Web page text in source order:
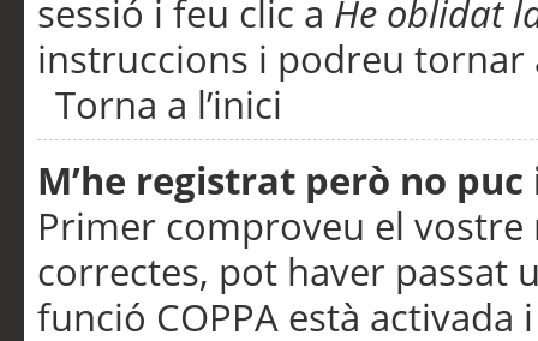
sessió i feu clic a He oblidat
instruccions i podreu tornar
Torna a l’inici
M’he registrat però no
Primer comproveu el vostre
correctes, pot haver passat
funció COPPA està